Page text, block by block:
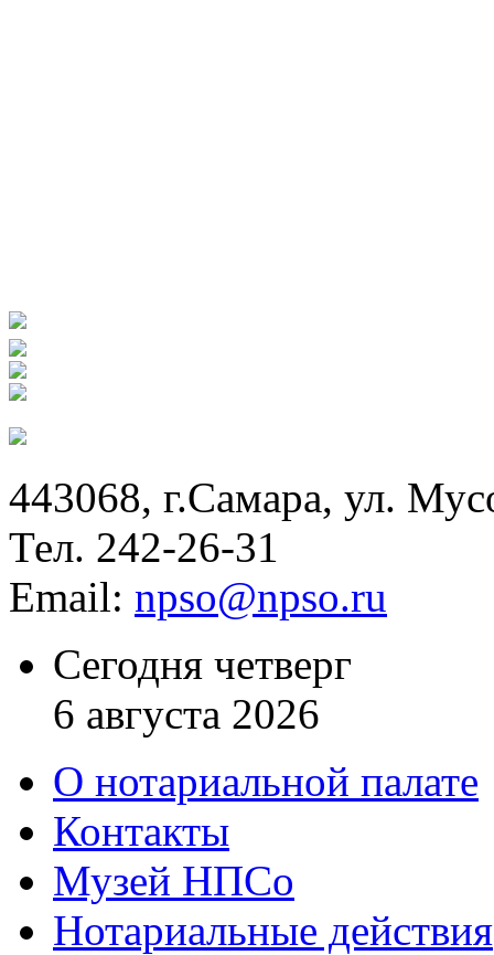
443068, г.Самара, ул.
Тел. 242-26-31
Email: npso@npso.ru
Сегодня четверг
6 августа 2026
О нотариальной палате
Контакты
Музей НПСо
Нотариальные действия